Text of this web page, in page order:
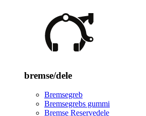
bremse/dele
Bremsegreb
Bremsegrebs gummi
Bremse Reservedele